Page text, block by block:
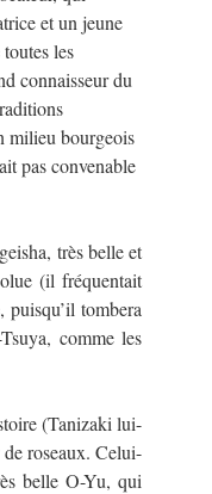
et un jeune
les
connaisseur du
milieu bourgeois
pas convenable
très belle et
(il fréquentait
tombera
comme les
(Tanizaki lui-
roseaux. Celui-
belle O-Yu, qui